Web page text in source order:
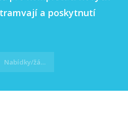
a poskytnutí
Nabídky/žádosti